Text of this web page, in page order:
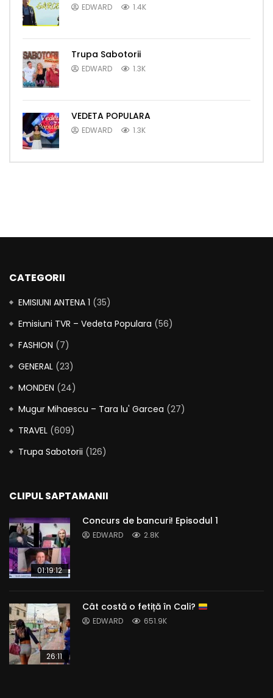
EDWARD 1.4K
Trupa Sabotorii
EDWARD 1.3K
VEDETA POPULARA
EDWARD 1.3K
CATEGORII
EMISIUNI ANTENA 1 (35)
Emisiuni TVR – Vedeta Populara (56)
FASHION (7)
GENERAL (23)
MONDEN (24)
Mugur Mihaescu – Tara lu' Garcea (27)
TRAVEL (609)
Trupa Sabotorii (126)
CLIPUL SAPTAMANII
01:19:12
Concurs de bancuri! Episodul 1
EDWARD 2.8K
26:11
Cât costă o fetiță în Cali?
EDWARD 651.9K